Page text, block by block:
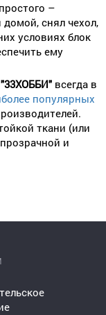
–
домой, снял чехол,
условиях блок
ему
всегда в
популярных
ткани (или
и